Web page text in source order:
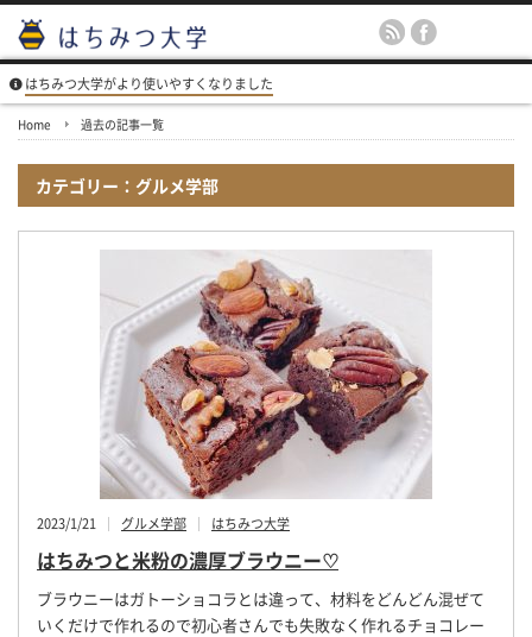
はちみつ大学がより使いやすくなりました
Home 過去の記事一覧
カテゴリー：グルメ学部
2023/1/21 グルメ学部 はちみつ大学
はちみつと米粉の濃厚ブラウニー♡
ブラウニーはガトーショコラとは違って、材料をどんどん混ぜて
いくだけで作れるので初心者さんでも失敗なく作れるチョコレー